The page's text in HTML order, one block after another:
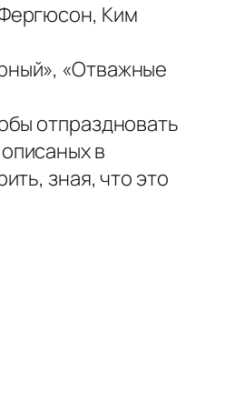
Ким
«Отважные
отпраздновать
в
зная, что это